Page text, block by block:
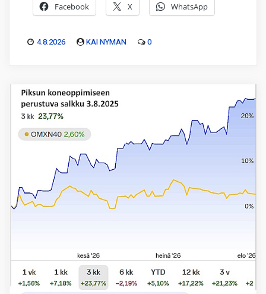
Facebook X WhatsApp
4.8.2026 KAI NYMAN 0